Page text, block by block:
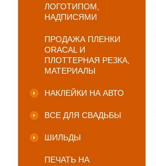
ЛОГОТИПОМ,
НАДПИСЯМИ
ПРОДАЖА ПЛЕНКИ
ORACAL И
ПЛОТТЕРНАЯ РЕЗКА,
МАТЕРИАЛЫ
НАКЛЕЙКИ НА АВТО
ВСЕ ДЛЯ СВАДЬБЫ
ШИЛЬДЫ
ПЕЧАТЬ НА